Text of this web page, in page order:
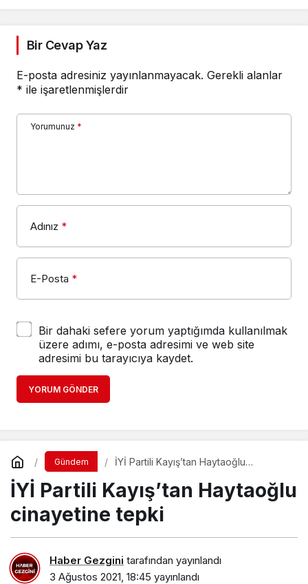
Bir Cevap Yaz
E-posta adresiniz yayınlanmayacak. Gerekli alanlar
* ile işaretlenmişlerdir
Yorumunuz *
Adınız *
E-Posta *
Bir dahaki sefere yorum yaptığımda kullanılmak
üzere adımı, e-posta adresimi ve web site
adresimi bu tarayıcıya kaydet.
YORUM GÖNDER
Gündem
İYİ Partili Kayış’tan Haytaoğlu
İYİ Partili Kayış’tan Haytaoğlu
cinayetine tepki
Haber Gezgini tarafından yayınlandı
3 Ağustos 2021, 18:45 yayınlandı